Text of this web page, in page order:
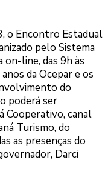
o Encontro Estadual
pelo Sistema
line, das 9h às
da Ocepar e os
do
poderá ser
Cooperativo, canal
Turismo, do
as presenças do
Darci